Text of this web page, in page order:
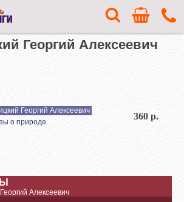
Георгий Алексеевич
Георгий Алексеевич
о природе
360 р.
Алексеевич